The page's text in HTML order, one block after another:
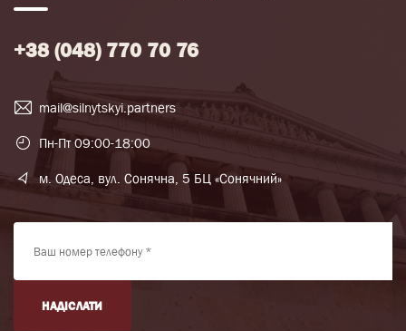
+38 (048) 770 70 76
mail@silnytskyi.partners
Пн-Пт 09:00-18:00
м. Одеса, вул. Сонячна, 5 БЦ «Сонячний»
НАДІСЛАТИ